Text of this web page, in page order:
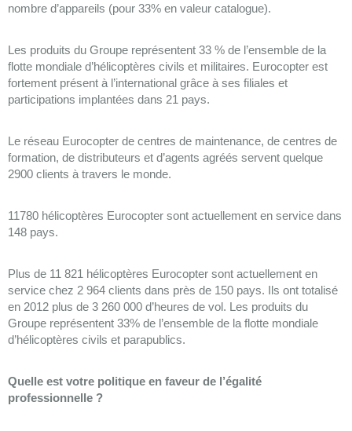
nombre d’appareils (pour 33% en valeur catalogue).
Les produits du Groupe représentent 33 % de l’ensemble de la
flotte mondiale d’hélicoptères civils et militaires. Eurocopter est
fortement présent à l’international grâce à ses filiales et
participations implantées dans 21 pays.
Le réseau Eurocopter de centres de maintenance, de centres de
formation, de distributeurs et d’agents agréés servent quelque
2900 clients à travers le monde.
11780 hélicoptères Eurocopter sont actuellement en service dans
148 pays.
Plus de 11 821 hélicoptères Eurocopter sont actuellement en
service chez 2 964 clients dans près de 150 pays. Ils ont totalisé
en 2012 plus de 3 260 000 d’heures de vol. Les produits du
Groupe représentent 33% de l’ensemble de la flotte mondiale
d’hélicoptères civils et parapublics.
Quelle est votre politique en faveur de l’égalité
professionnelle ?